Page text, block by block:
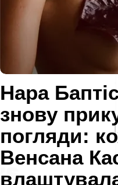
Нара
знову
погляди:
Венсана